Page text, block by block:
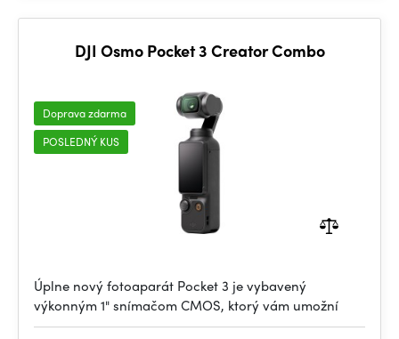
DJI Osmo Pocket 3 Creator Combo
Doprava zdarma
POSLEDNÝ KUS
Úplne nový fotoaparát Pocket 3 je vybavený
výkonným 1" snímačom CMOS, ktorý vám umožní